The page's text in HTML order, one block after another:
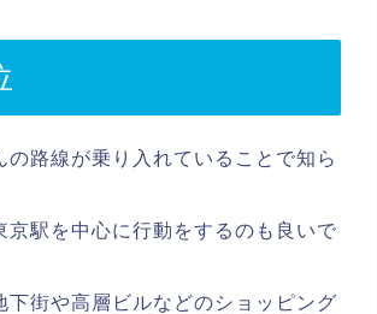
路線が乗り入れていることで知ら
駅を中心に行動をするのも良いで
街や高層ビルなどのショッピング